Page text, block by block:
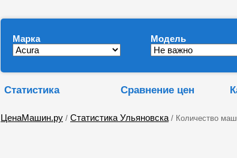
Марка Модель
Статистика Сравнение цен
ЦенаМашин.ру / Статистика Ульяновска/ Количество